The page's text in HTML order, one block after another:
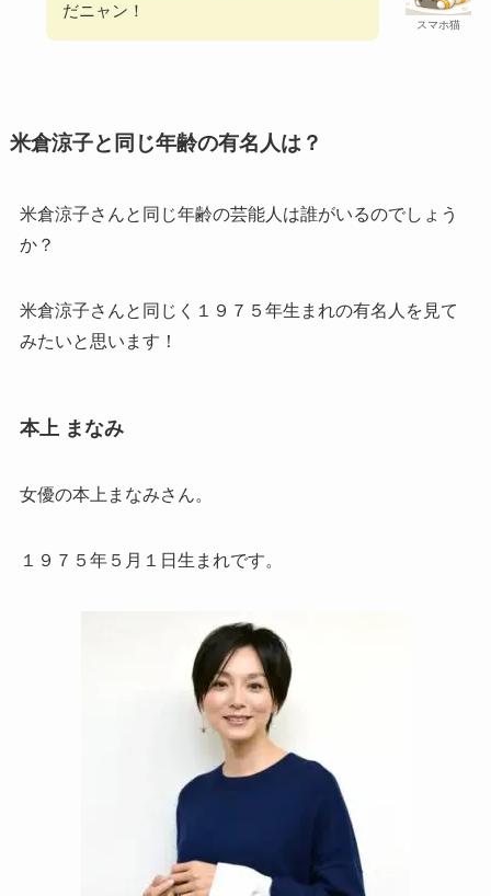
スマホ猫
だニャン！
米倉涼子と同じ年齢の有名人は？
米倉涼子さんと同じ年齢の芸能人は誰がいるのでしょう
か？
米倉涼子さんと同じく１９７５年生まれの有名人を見て
みたいと思います！
本上 まなみ
女優の本上まなみさん。
１９７５年５月１日生まれです。